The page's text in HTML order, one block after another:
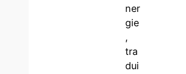
ner
gie
,
tra
dui